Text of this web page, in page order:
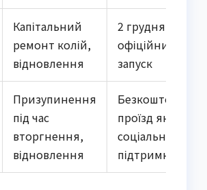
Капітальний
ремонт колій,
відновлення
2 грудня 2017 —
офіційний
запуск
Призупинення
під час
вторгнення,
відновлення
Безкоштовний
проїзд як
соціальна
підтримка